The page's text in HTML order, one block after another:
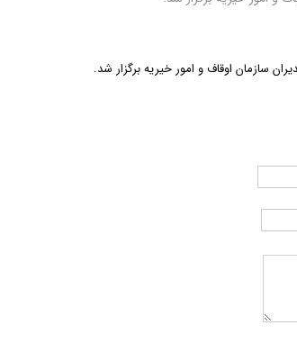
سازمان اوقاف و امور خیریه برگزار شد.